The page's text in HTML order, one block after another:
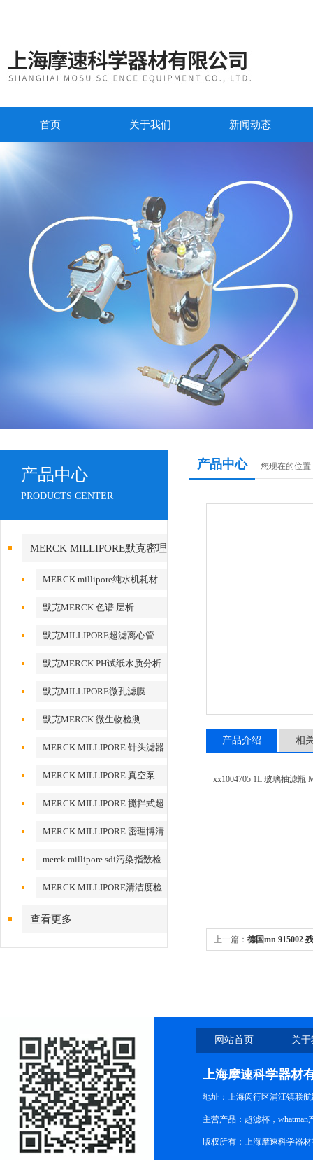
首页 关于我们 新闻动态
产品中心
PRODUCTS CENTER
MERCK MILLIPORE默克密理
博产品MERCK millipore纯水机耗材
默克MERCK 色谱 层析
默克MILLIPORE超滤离心管
默克MERCK PH试纸水质分析
默克MILLIPORE微孔滤膜
默克MERCK 微生物检测
MERCK MILLIPORE 针头滤器
MERCK MILLIPORE 真空泵
MERCK MILLIPORE 搅拌式超
MERCK MILLIPORE 密理博清
merck millipore sdi污染指数检
MERCK MILLIPORE清洁度检
查看更多
产品中心 您现在的位置
产品介绍 相
xx1004705 1L 玻璃抽滤瓶
上一篇： 德国mn 915002
网站首页 关
上海摩速科学器材
地址：上海闵行区浦江镇联航
主营产品：超滤杯，
版权所有：上海摩速科学器